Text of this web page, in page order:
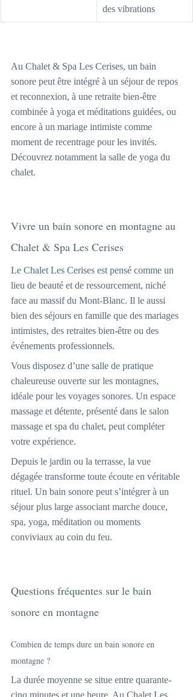
des vibrations
Au Chalet & Spa Les Cerises, un bain
sonore peut être intégré à un séjour de repos
et reconnexion, à une retraite bien-être
combinée à yoga et méditations guidées, ou
encore à un mariage intimiste comme
moment de recentrage pour les invités.
Découvrez notamment la salle de yoga du
chalet.
Vivre un bain sonore en montagne au
Chalet & Spa Les Cerises
Le Chalet Les Cerises est pensé comme un
lieu de beauté et de ressourcement, niché
face au massif du Mont-Blanc. Il le aussi
bien des séjours en famille que des mariages
intimistes, des retraites bien-être ou des
événements professionnels.
Vous disposez d’une salle de pratique
chaleureuse ouverte sur les montagnes,
idéale pour les voyages sonores. Un espace
massage et détente, présenté dans le salon
massage et spa du chalet, peut compléter
votre expérience.
Depuis le jardin ou la terrasse, la vue
dégagée transforme toute écoute en véritable
rituel. Un bain sonore peut s’intégrer à un
séjour plus large associant marche douce,
spa, yoga, méditation ou moments
conviviaux au coin du feu.
Questions fréquentes sur le bain
sonore en montagne
Combien de temps dure un bain sonore en
montagne ?
La durée moyenne se situe entre quarante-
cinq minutes et une heure. Au Chalet Les